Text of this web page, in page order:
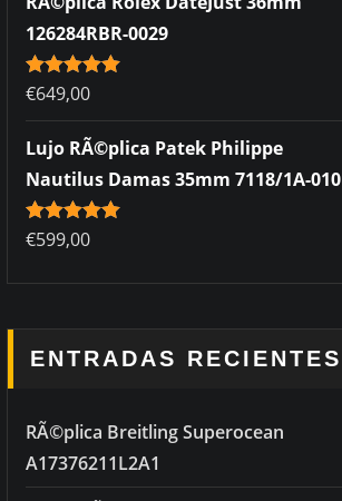
126284RBR-0029
Rated5.00
out of 5
€649,00
Lujo RÃ©plica Patek Philippe
Nautilus Damas 35mm 7118/1A-010
Rated5.00
out of 5
€599,00
ENTRADAS RECIENTES
RÃ©plica Breitling Superocean
A17376211L2A1